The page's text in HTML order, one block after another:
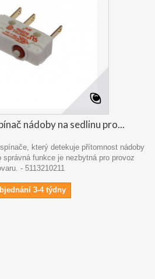
nádoby na sedlinu pro...
který detekuje přítomnost nádoby
správná funkce je nezbytná pro provoz
- 5113210211
3-4 týdny